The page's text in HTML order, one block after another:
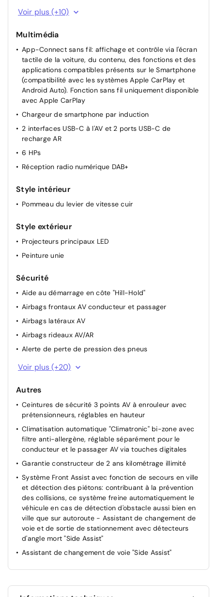
Dossier de banquette AR rabattable 2/3 -1/3
Ordinateur de bord multifonction
Rampes de pavillon noires
Rétroviseurs extérieurs réglables, rabattables et
dégivrables électriquement
Siège passager AV rabattable
Sièges conducteur et passager réglables en hauteur
Système Start/Stop avec dispositif de récupération de
l'énergie au freinage
Volant multifonction cuir avec palettes au volant
Boîte de vitesses séquentielle à double embrayage
DSG à 7 rapports
Voir plus (+10)
Multimédia
App-Connect sans fil: affichage et contrôle via l'écran
tactile de la voiture, du contenu, des fonctions et des
applications compatibles présents sur le Smartphone
(compatibilité avec les systèmes Apple CarPlay et
Android Auto). Fonction sans fil uniquement disponible
avec Apple CarPlay
Chargeur de smartphone par induction
2 interfaces USB-C à l'AV et 2 ports USB-C de
recharge AR
6 HPs
Réception radio numérique DAB+
Style intérieur
Pommeau du levier de vitesse cuir
Style extérieur
Projecteurs principaux LED
Peinture unie
Sécurité
Aide au démarrage en côte "Hill-Hold"
Airbags frontaux AV conducteur et passager
Airbags latéraux AV
Airbags rideaux AV/AR
Alerte de perte de pression des pneus
Appuis-tête AR (3) et ceintures de sécurité 3 points
(3) sur la banquette AR
Assistant de conduite semi-autonome "Travel Assist"
Avertisseur de non bouclage des ceintures de sécurité
Capteur de pluie avec essuie-glace automatique
Correcteur électronique de trajectoire ESP, système
d'antiblocage de roues ABS, EDL, EDTC, antipatinage
électronique ASR
E-call service: Appel d'urgence manuel ou
automatique
Essuie-glace AR
Fatigue Detection : système de détection de fatigue
du conducteur qui analyse le comportement du
conducteur et recommande un temps de repos par
l'apparition d'un message visuel et sonore
corrige, dans la limite du système, le mouvement du
Voir plus (+20)
Autres
Ceintures de sécurité 3 points AV à enrouleur avec
prétensionneurs, réglables en hauteur
Climatisation automatique "Climatronic" bi-zone avec
filtre anti-allergène, réglable séparément pour le
conducteur et le passager AV via touches digitales
Garantie constructeur de 2 ans kilométrage illimité
Système Front Assist avec fonction de secours en ville
et détection des piétons: contribuant à la prévention
des collisions, ce système freine automatiquement le
véhicule en cas de détection d'obstacle aussi bien en
ville que sur autoroute - Assistant de changement de
voie et de sortie de stationnement avec détecteurs
d'angle mort "Side Assist"
Assistant de changement de voie "Side Assist"